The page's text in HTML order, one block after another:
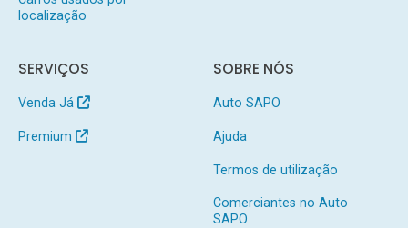
localização
SERVIÇOS
Venda Já
Premium
SOBRE NÓS
Auto SAPO
Ajuda
Termos de utilização
Comerciantes no Auto
SAPO